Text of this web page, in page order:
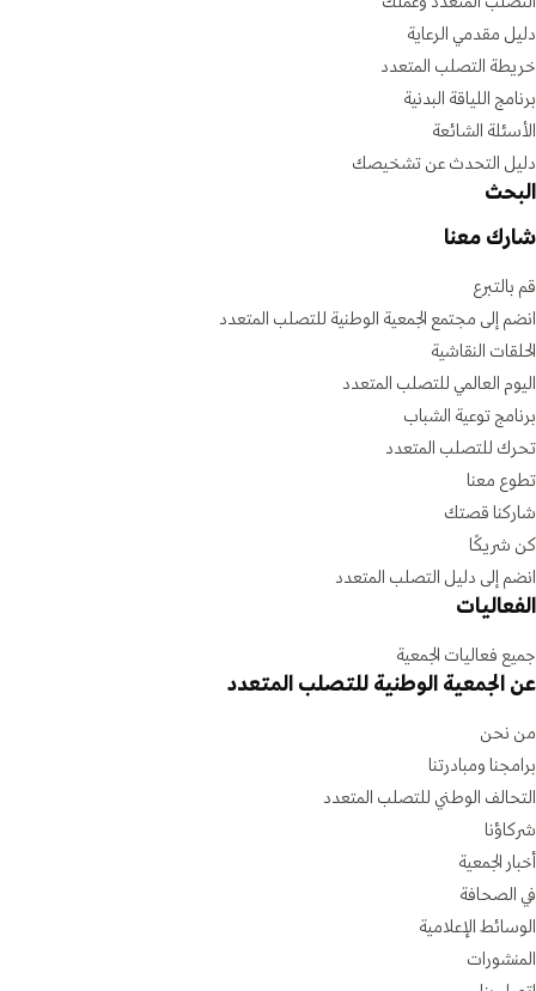
دليل مقدمي الرعاية
خريطة التصلب المتعدد
برنامج اللياقة البدنية
الأسئلة الشائعة
دليل التحدث عن تشخيصك
البحث
شارك معنا
قم بالتبرع
انضم إلى مجتمع الجمعية الوطنية للتصلب المتعدد
الحلقات النقاشية
اليوم العالمي للتصلب المتعدد
برنامج توعية الشباب
تحرك للتصلب المتعدد
تطوع معنا
شاركنا قصتك
كن شريكًا
انضم إلى دليل التصلب المتعدد
الفعاليات
جميع فعاليات الجمعية
عن الجمعية الوطنية للتصلب المتعدد
من نحن
برامجنا ومبادرتنا
التحالف الوطني للتصلب المتعدد
شركاؤنا
أخبار الجمعية
في الصحافة
الوسائط الإعلامية
المنشورات